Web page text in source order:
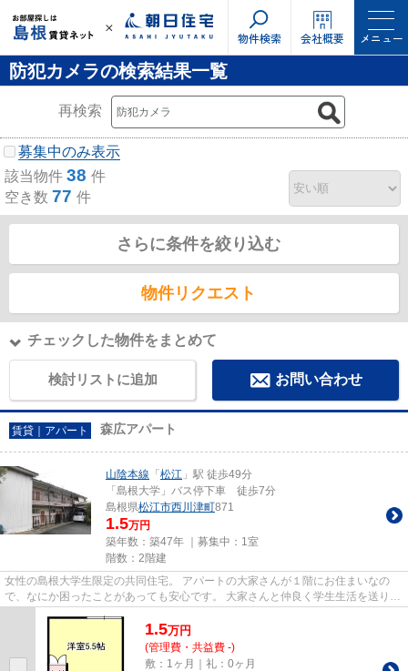
物件検索 会社概要 メニュー
防犯カメラの検索結果一覧
再検索
募集中のみ表示
該当物件 38 件
空き数 77 件
さらに条件を絞り込む
物件リクエスト
チェックした物件をまとめて
検討リストに追加 お問い合わせ
賃貸｜アパート 森広アパート
山陰本線 「 松江 」駅 徒歩49分
「島根大学」バス停下車 徒歩7分
島根県松江市西川津町871
1.5万円
築年数：築47年 ｜募集中： 1室
階数：2階建
女性の島根大学生限定の共同住宅。 アパートの大家さんが１階にお住まいなの
で、なにか困ったことがあっても安心です。 大家さんと仲良く学生生活を送りた
1.5万円
(管理費・共益費 -)
敷：1ヶ月｜礼：0ヶ月